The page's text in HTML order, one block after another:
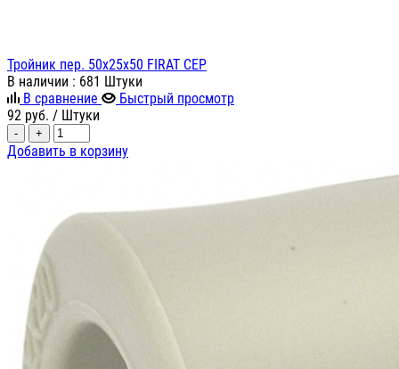
Тройник пер. 50х25х50 FIRAT СЕР
В наличии : 681 Штуки
В сравнение
Быстрый просмотр
92 руб. / Штуки
- +
Добавить в корзину